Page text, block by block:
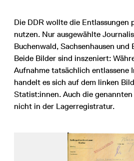
Die DDR wollte die Entlassungen
nutzen. Nur ausgewählte
Buchenwald, Sachsenhausen
Beide Bilder sind inszeniert:
Aufnahme tatsächlich entlassene
handelt es sich auf dem linken
Statist:innen. Auch die
nicht in der Lagerregistratur.